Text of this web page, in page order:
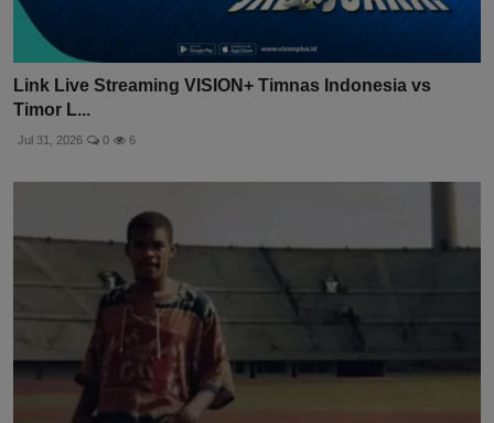
Link Live Streaming VISION+ Timnas Indonesia vs
Timor L...
Jul 31, 2026 0 6